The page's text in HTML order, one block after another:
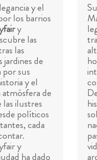
y el
los barrios
y
las
las
jardines de
sus
y el
de
ilustres
políticos
cada
y
ha dado